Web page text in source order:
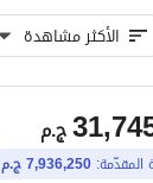
الأكثر مشاهدة
ج.م
المقدّمة: 7,936,250 ج.م